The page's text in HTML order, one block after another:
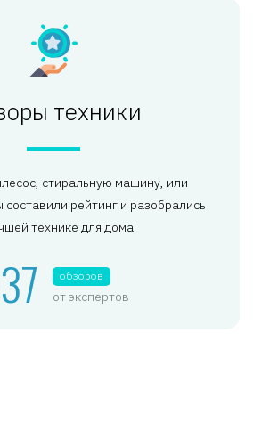
техники
стиральную машину, или
рейтинг и разобрались
технике для дома
обзоров
от экспертов